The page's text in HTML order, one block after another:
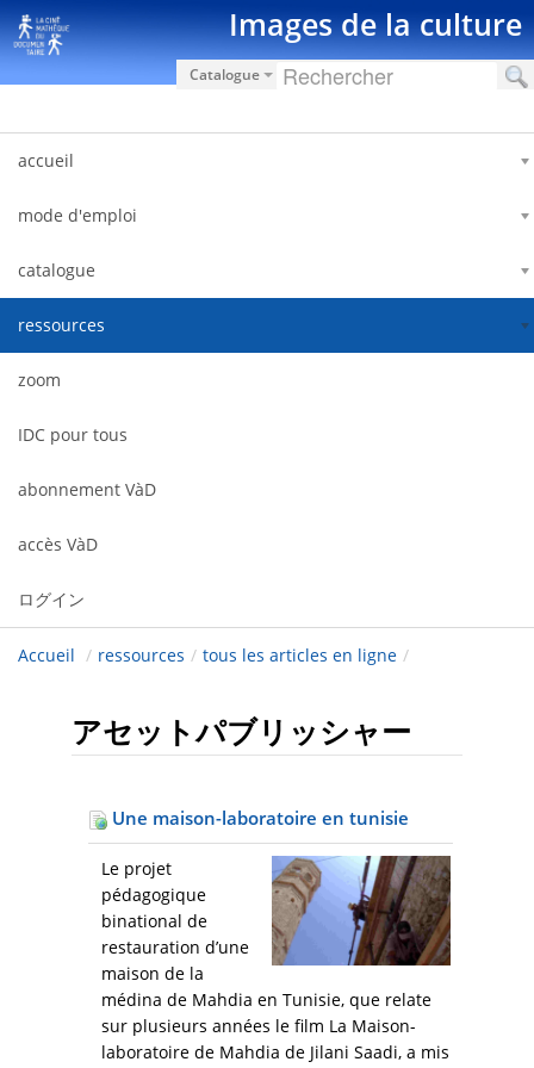
内容へスキップ Images de la culture
Catalogue
accueil
mode d'emploi
catalogue
ressources
zoom
IDC pour tous
abonnement VàD
accès VàD
ログイン
Accueil / ressources / tous les articles en ligne /
アセットパブリッシャー
Une maison-laboratoire en tunisie
Le projet
pédagogique
binational de
restauration d’une
maison de la
médina de Mahdia en Tunisie, que relate
sur plusieurs années le film La Maison-
laboratoire de Mahdia de Jilani Saadi, a mis